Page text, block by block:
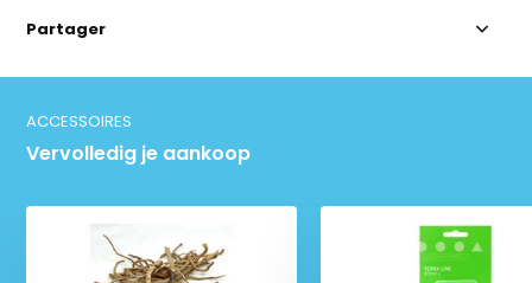
Partager
ACCESSOIRES
Vervolledig je aankoop